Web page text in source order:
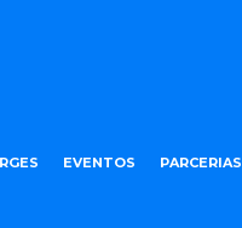
EVENTOS PARCERIAS